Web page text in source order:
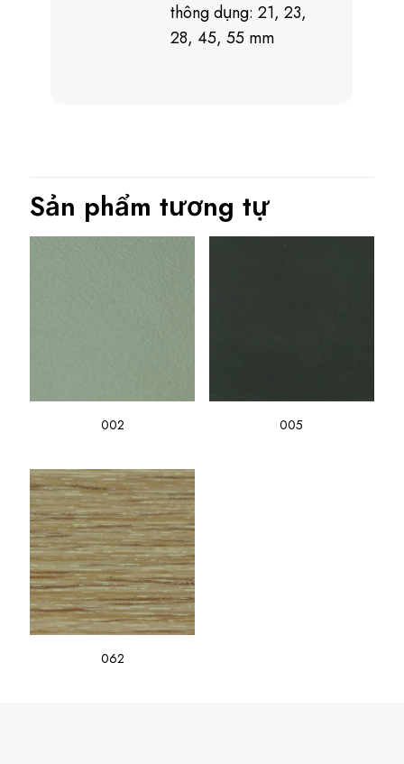
thông dụng: 21, 23,
28, 45, 55 mm
Sản phẩm tương tự
002 005
062